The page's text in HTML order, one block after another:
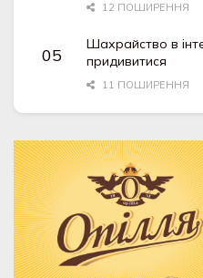
12 ПОШИРЕННЯ
Шахрайство в
придивитися
11 ПОШИРЕННЯ